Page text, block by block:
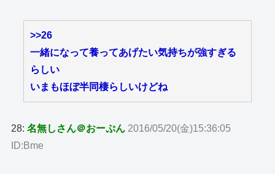
>>26
一緒になって養ってあげたい気持ちが強すぎる
らしい
いまもほぼ半同棲らしいけどね
28:名無しさん＠おーぷん 2016/05/20(金)15:36:05
ID:Bme